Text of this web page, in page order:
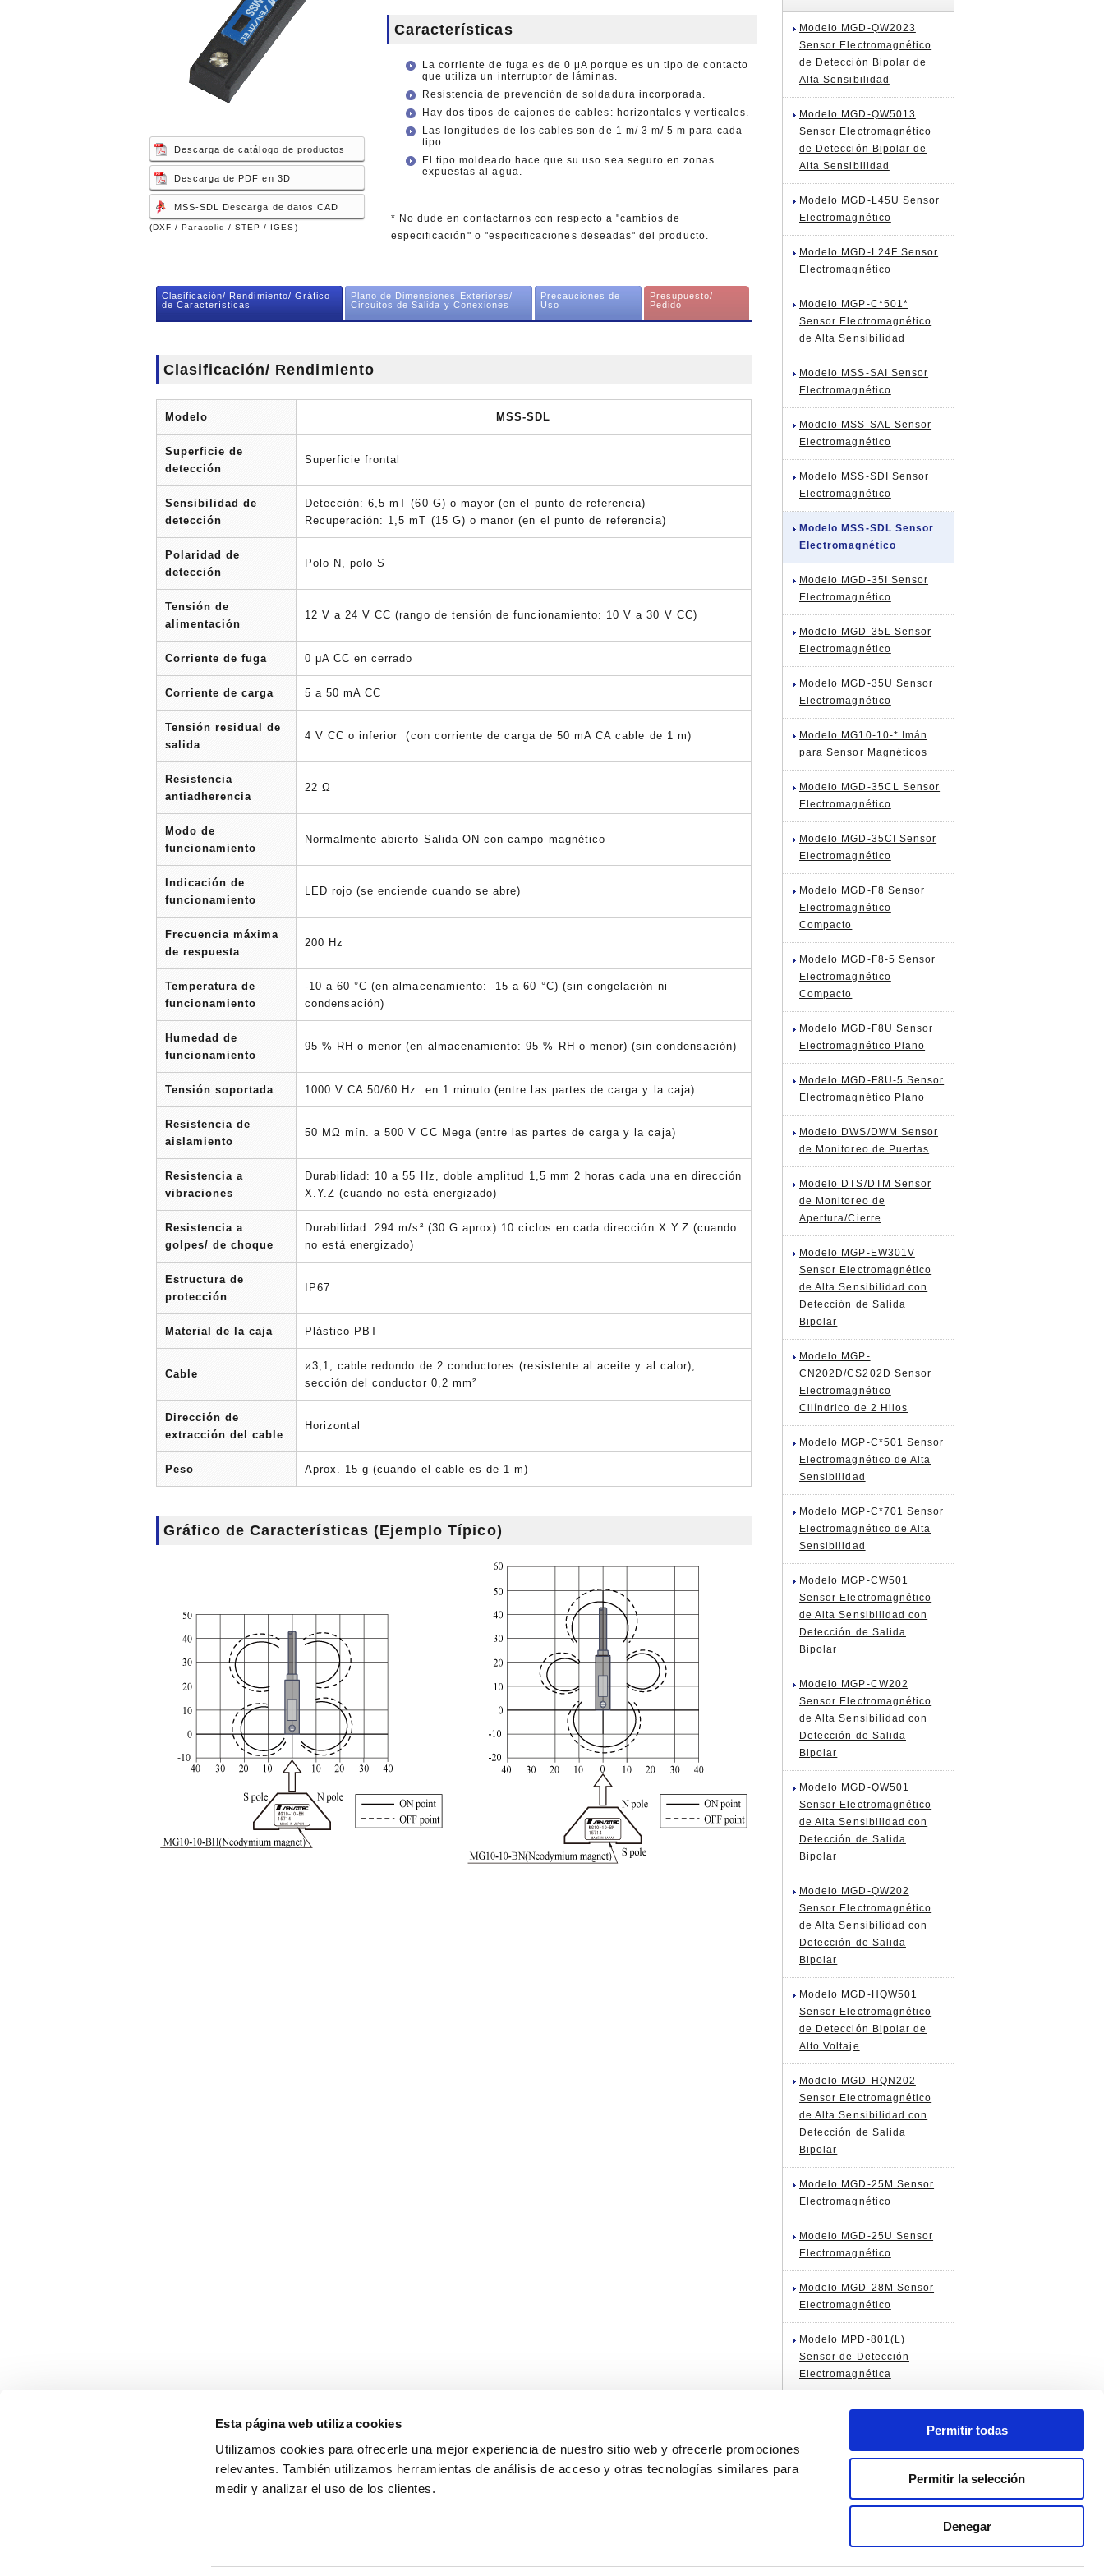
Esta página web utiliza cookies
Utilizamos cookies para ofrecerle una mejor experiencia de nuestro sitio web y ofrecerle promociones
relevantes. También utilizamos herramientas de análisis de acceso y otras tecnologías similares para
medir y analizar el uso de los clientes.
Permitir todas
Permitir la selección
Denegar
Descarga de catálogo de productos
Descarga de PDF en 3D
MSS-SDL Descarga de datos CAD
(DXF / Parasolid / STEP / IGES)
Características
La corriente de fuga es de 0 μA porque es un tipo de contacto
que utiliza un interruptor de láminas.
Resistencia de prevención de soldadura incorporada.
Hay dos tipos de cajones de cables: horizontales y verticales.
Las longitudes de los cables son de 1 m/ 3 m/ 5 m para cada
tipo.
El tipo moldeado hace que su uso sea seguro en zonas
expuestas al agua.
* No dude en contactarnos con respecto a "cambios de
especificación" o "especificaciones deseadas" del producto.
Clasificación/ Rendimiento/ Gráfico
de Características
Plano de Dimensiones Exteriores/
Circuitos de Salida y Conexiones
Precauciones de
Uso
Presupuesto/
Pedido
Clasificación/ Rendimiento
Modelo MSS-SDL
Superficie de
detección
Superficie frontal
Sensibilidad de
detección
Detección: 6,5 mT (60 G) o mayor (en el punto de referencia)
Recuperación: 1,5 mT (15 G) o manor (en el punto de referencia)
Polaridad de
detección
Polo N, polo S
Tensión de
alimentación
12 V a 24 V CC (rango de tensión de funcionamiento: 10 V a 30 V CC)
Corriente de fuga 0 μA CC en cerrado
Corriente de carga 5 a 50 mA CC
Tensión residual de
salida
4 V CC o inferior (con corriente de carga de 50 mA CA cable de 1 m)
Resistencia
antiadherencia
22 Ω
Modo de
funcionamiento
Normalmente abierto Salida ON con campo magnético
Indicación de
funcionamiento
LED rojo (se enciende cuando se abre)
Frecuencia máxima
de respuesta
200 Hz
Temperatura de
funcionamiento
-10 a 60 °C (en almacenamiento: -15 a 60 °C) (sin congelación ni
condensación)
Humedad de
funcionamiento
95 % RH o menor (en almacenamiento: 95 % RH o menor) (sin condensación)
Tensión soportada 1000 V CA 50/60 Hz en 1 minuto (entre las partes de carga y la caja)
Resistencia de
aislamiento
50 MΩ mín. a 500 V CC Mega (entre las partes de carga y la caja)
Resistencia a
vibraciones
Durabilidad: 10 a 55 Hz, doble amplitud 1,5 mm 2 horas cada una en dirección
X.Y.Z (cuando no está energizado)
Resistencia a
golpes/ de choque
Durabilidad: 294 m/s² (30 G aprox) 10 ciclos en cada dirección X.Y.Z (cuando
no está energizado)
Estructura de
protección
IP67
Material de la caja Plástico PBT
Cable
ø3,1, cable redondo de 2 conductores (resistente al aceite y al calor),
sección del conductor 0,2 mm²
Dirección de
extracción del cable
Horizontal
Peso Aprox. 15 g (cuando el cable es de 1 m)
Gráfico de Características (Ejemplo Típico)
Modelo MGD-QW2023
Sensor Electromagnético
de Detección Bipolar de
Alta Sensibilidad
Modelo MGD-QW5013
Sensor Electromagnético
de Detección Bipolar de
Alta Sensibilidad
Modelo MGD-L45U Sensor
Electromagnético
Modelo MGD-L24F Sensor
Electromagnético
Modelo MGP-C*501*
Sensor Electromagnético
de Alta Sensibilidad
Modelo MSS-SAI Sensor
Electromagnético
Modelo MSS-SAL Sensor
Electromagnético
Modelo MSS-SDI Sensor
Electromagnético
Modelo MSS-SDL Sensor
Electromagnético
Modelo MGD-35I Sensor
Electromagnético
Modelo MGD-35L Sensor
Electromagnético
Modelo MGD-35U Sensor
Electromagnético
Modelo MG10-10-* Imán
para Sensor Magnéticos
Modelo MGD-35CL Sensor
Electromagnético
Modelo MGD-35CI Sensor
Electromagnético
Modelo MGD-F8 Sensor
Electromagnético
Compacto
Modelo MGD-F8-5 Sensor
Electromagnético
Compacto
Modelo MGD-F8U Sensor
Electromagnético Plano
Modelo MGD-F8U-5 Sensor
Electromagnético Plano
Modelo DWS/DWM Sensor
de Monitoreo de Puertas
Modelo DTS/DTM Sensor
de Monitoreo de
Apertura/Cierre
Modelo MGP-EW301V
Sensor Electromagnético
de Alta Sensibilidad con
Detección de Salida
Bipolar
Modelo MGP-
CN202D/CS202D Sensor
Electromagnético
Cilíndrico de 2 Hilos
Modelo MGP-C*501 Sensor
Electromagnético de Alta
Sensibilidad
Modelo MGP-C*701 Sensor
Electromagnético de Alta
Sensibilidad
Modelo MGP-CW501
Sensor Electromagnético
de Alta Sensibilidad con
Detección de Salida
Bipolar
Modelo MGP-CW202
Sensor Electromagnético
de Alta Sensibilidad con
Detección de Salida
Bipolar
Modelo MGD-QW501
Sensor Electromagnético
de Alta Sensibilidad con
Detección de Salida
Bipolar
Modelo MGD-QW202
Sensor Electromagnético
de Alta Sensibilidad con
Detección de Salida
Bipolar
Modelo MGD-HQW501
Sensor Electromagnético
de Detección Bipolar de
Alto Voltaje
Modelo MGD-HQN202
Sensor Electromagnético
de Alta Sensibilidad con
Detección de Salida
Bipolar
Modelo MGD-25M Sensor
Electromagnético
Modelo MGD-25U Sensor
Electromagnético
Modelo MGD-28M Sensor
Electromagnético
Modelo MPD-801(L)
Sensor de Detección
Electromagnética
3-27-12, Namikawa, Oi-cho, Kameoka, Kioto 621-0013,
Información de producto Presupuesto/ Pedido